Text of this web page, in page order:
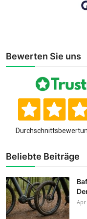
Bewerten Sie uns
Beliebte Beiträge
Apr